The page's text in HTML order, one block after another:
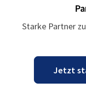
Starke Partner